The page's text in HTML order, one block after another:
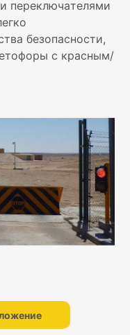
переключателями
безопасности,
с красным/